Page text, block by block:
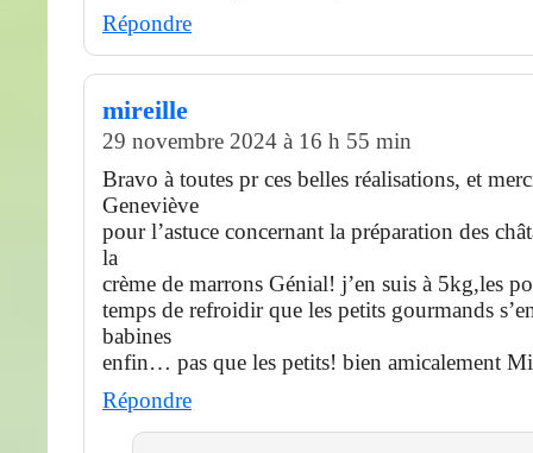
Répondre
mireille
29 novembre 2024 à 16 h 55 min
Bravo à toutes pr ces belles réalisations, et
Geneviève
pour l’astuce concernant la préparation des
la
crème de marrons Génial! j’en suis à 5kg,les
temps de refroidir que les petits gourmands
babines
enfin… pas que les petits! bien amicalement
Répondre